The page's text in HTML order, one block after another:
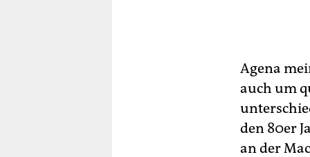
Agena
auch um
den 80er
an der